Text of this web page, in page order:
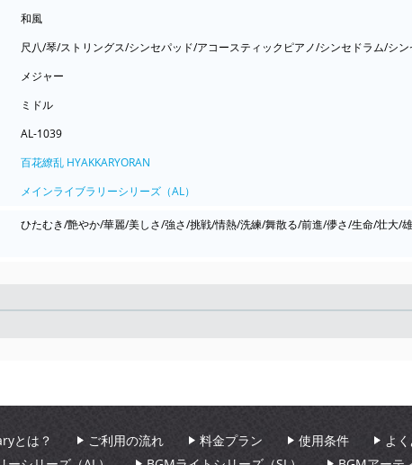
和風
尺八/琴/ストリングス/シンセパッド/アコースティックピアノ/シンセドラム/シ
メジャー
ミドル
AL-1039
百花繚乱 HYAKKARYORAN
メインライブラリーシリーズ（AL）
ひたむき/艶やか/華麗/美しさ/強さ/挑戦/情熱/洗練/舞散る/前進/儚さ/生命/壮大/
とは？ ご利用の流れ 料金プラン 使用条件 よ